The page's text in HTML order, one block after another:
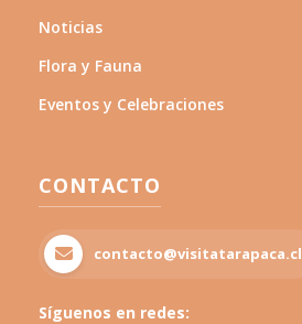
Noticias
Flora y Fauna
Eventos y Celebraciones
CONTACTO
contacto@visitatarapaca.cl
Síguenos en redes: